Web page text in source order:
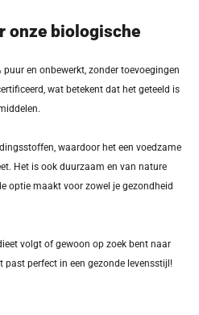
onze biologische
en onbewerkt, zonder toevoegingen
wat betekent dat het geteeld is
waardoor het een voedzame
Het is ook duurzaam en van nature
optie maakt voor zowel je gezondheid
volgt of gewoon op zoek bent naar
past perfect in een gezonde levensstijl!